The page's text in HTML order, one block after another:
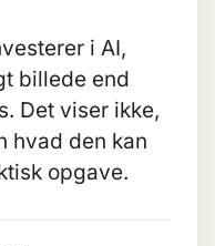
i AI,
billede end
Det viser ikke,
hvad den kan
opgave.